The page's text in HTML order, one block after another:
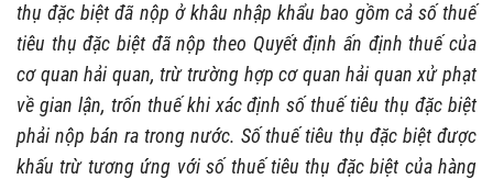
thụ đặc biệt đã nộp ở khâu nhập khẩu bao gồm cả số thuế
tiêu thụ đặc biệt đã nộp theo Quyết định ấn định thuế của
cơ quan hải quan, trừ trường hợp cơ quan hải quan xử phạt
về gian lận, trốn thuế khi xác định số thuế tiêu thụ đặc biệt
phải nộp bán ra trong nước. Số thuế tiêu thụ đặc biệt được
khấu trừ tương ứng với số thuế tiêu thụ đặc biệt của hàng